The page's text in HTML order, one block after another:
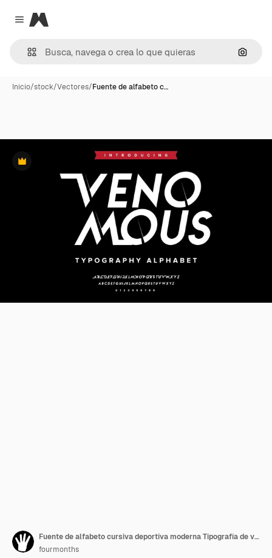
Close menu
Magnific
Inicio/stock/Vectores/Fuente de alfabeto c…
Premium
Fuente de alfabeto cursiva deportiva moderna Tipografía de velocidad de carreras Ilustración vectorial abstracta
fourmonths